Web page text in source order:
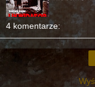
4 komentarze: